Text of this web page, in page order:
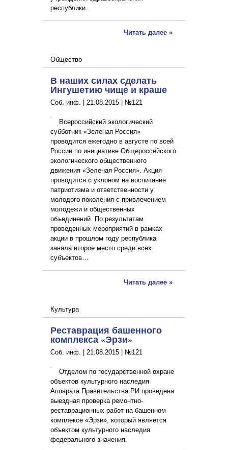
республики.
Читать далее »
Общество
В наших силах сделать
Ингушетию чище и краше
Соб. инф. | 21.08.2015 №121
Всероссийский экологический
субботник «Зеленая Россия»
проводится ежегодно в августе по всей
России по инициативе Общероссийского
экологического общественного
движения «Зеленая Россия». Акция
проводится с уклоном на воспитание
патриотизма и ответственности у
молодого поколения с привлечением
молодежи и общественных
объединений. По результатам
проведенных мероприятий в рамках
акции в прошлом году республика
заняла второе место среди всех
субъектов…
Читать далее »
Культура
Реставрация башенного
комплекса «Эрзи»
Соб. инф. | 21.08.2015 №121
Отделом по государственной охране
объектов культурного наследия
Аппарата Правительства РИ проведена
выездная проверка ремонтно-
реставрационных работ на башенном
комплексе «Эрзи», который является
объектом культурного наследия
федерального значения.